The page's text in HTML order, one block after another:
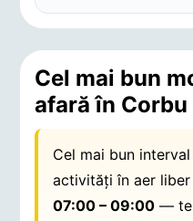
Cel mai bun
afară în
Cel mai bun
activități în aer
07:00 – 09:00 —